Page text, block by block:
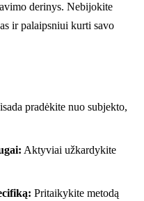
derinys. Nebijokite
ir palaipsniui kurti savo
pradėkite nuo subjekto,
Aktyviai užkardykite
Pritaikykite metodą